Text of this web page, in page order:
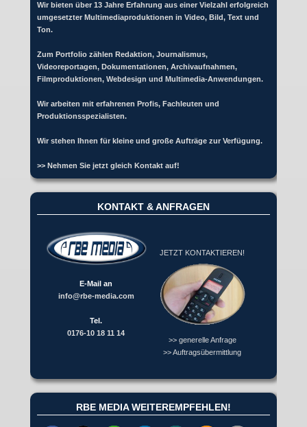
Wir bieten über 13 Jahre Erfahrung aus einer Vielzahl erfolgreich
umgesetzter Multimediaproduktionen in Video, Bild, Text und
Ton.
Zum Portfolio zählen Redaktion, Journalismus,
Videoreportagen, Dokumentationen, Archivaufnahmen,
Filmproduktionen, Webdesign und Multimedia-Anwendungen.
Wir arbeiten mit erfahrenen Profis, Fachleuten und
Produktionsspezialisten.
Wir stehen Ihnen für kleine und große Aufträge zur Verfügung.
>> Nehmen Sie jetzt gleich Kontakt auf!
KONTAKT & ANFRAGEN
E-Mail an
info@rbe-media.com
Tel.
0176-10 18 11 14
JETZT KONTAKTIEREN!
>> generelle Anfrage
>> Auftragsübermittlung
RBE MEDIA WEITEREMPFEHLEN!